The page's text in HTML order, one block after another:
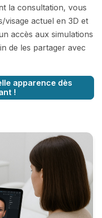
la consultation, vous
actuel en 3D et
accès aux simulations
de les partager avec
apparence dès
!